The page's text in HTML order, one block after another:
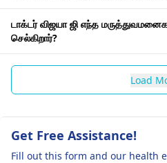
டாக்டர் விஜயா ஜி எந்த
செல்கிறார்?
Load
Get Free Assistance!
Fill out this form and our health